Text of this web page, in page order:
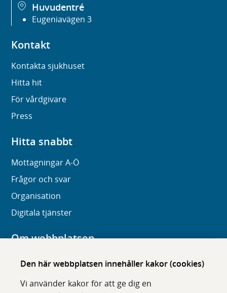
Den här webbplatsen innehåller kakor (cookies)
Vi använder kakor för att ge dig en
Huvudentré
Eugeniavägen 3
Kontakt
Kontakta sjukhuset
Hitta hit
För vårdgivare
Press
Hitta snabbt
Mottagningar A-Ö
Frågor och svar
Organisation
Digitala tjänster
Om webbplatsen
Om karolinska.se